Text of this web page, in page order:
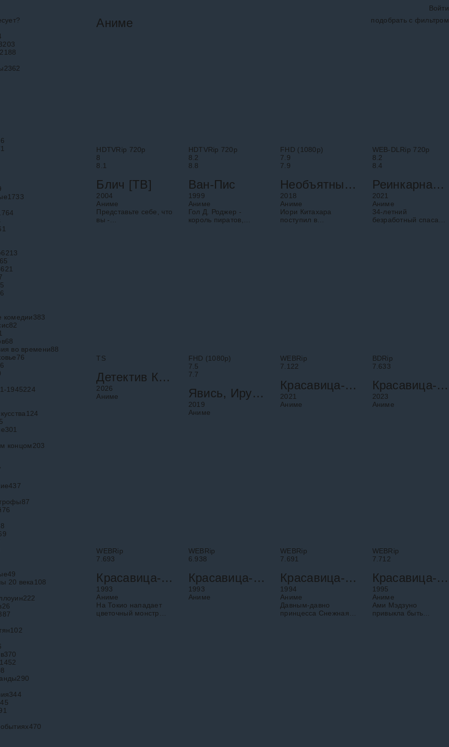
Войти
2188
2362
1733
6213
комедии383
82
68
во времени88
76
1945224
124
301
концом203
437
87
76
49
20 века 108
222
26
102
370
1452
290
344
470
Аниме подобрать с фильтром
HDTVRip 720p
8
8.1
Блич [ТВ]
2004
Аниме
Представьте себе, что
вы -
HDTVRip 720p
8.2
8.8
Ван-Пис
1999
Аниме
Гол Д. Роджер -
король пиратов,
FHD (1080p)
7.9
7.9
Необъятный океан
2018
Аниме
Иори Китахара
поступил в
WEB-DLRip 720p
8.2
8.4
Реинкарнация безработного
2021
Аниме
34-летний
безработный спасает
TS
Детектив Конан: Падший ангел автострады
2026
Аниме
FHD (1080p)
7.5
7.7
Явись, Ирума! / Приди же в Мир Демонов, Ирума-кун!
2019
Аниме
WEBRip
7.122
Красавица-воин Вечная Сейлор Мун. Фильм 2
2021
Аниме
BDRip
7.633
Красавица-воин Сейлор Мун: Космос
2023
Аниме
WEBRip
7.693
Красавица-воин Сейлор Мун Эр: Опасные цветы
1993
Аниме
На Токио нападает
цветочный монстр
WEBRip
6.938
Красавица-воин Сейлор Мун Эр: Спецвыпуск
1993
Аниме
WEBRip
7.691
Красавица-воин Сейлор Мун Эс: Возлюбленный принцессы Кагуи
1994
Аниме
Давным-давно
принцесса Снежная
WEBRip
7.712
Красавица-воин Сейлор Мун Супер Эс: Первая любовь Ами
1995
Аниме
Ами Мэдзуно
привыкла быть